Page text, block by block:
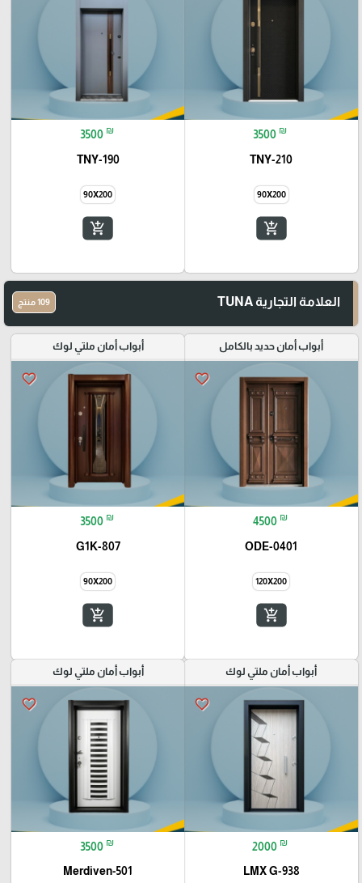
3500 ₪
TNY-210
90X200
add_shopping_cart
3500 ₪
TNY-190
90X200
add_shopping_cart
العلامة التجارية TUNA 109 منتج
أبواب أمان حديد بالكامل
favorite_border
4500 ₪
ODE-0401
120X200
add_shopping_cart
أبواب أمان ملتي لوك
favorite_border
3500 ₪
G1K-807
90X200
add_shopping_cart
أبواب أمان ملتي لوك
favorite_border
2000 ₪
LMX G-938
أبواب أمان ملتي لوك
favorite_border
3500 ₪
Merdiven-501